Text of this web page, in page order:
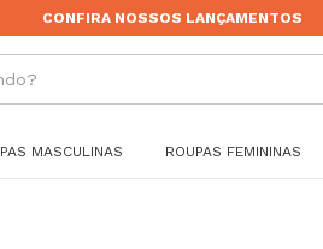
CONFIRA NOSSOS LANÇAMENTOS
MASCULINAS ROUPAS FEMININAS